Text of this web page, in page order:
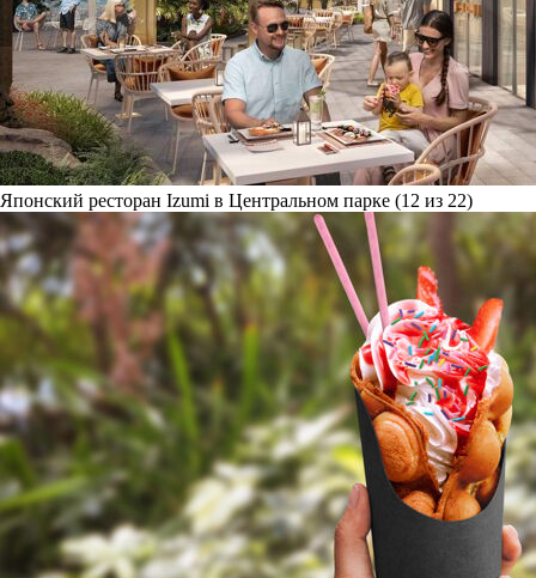
Японский ресторан Izumi в Центральном парке (12 из 22)